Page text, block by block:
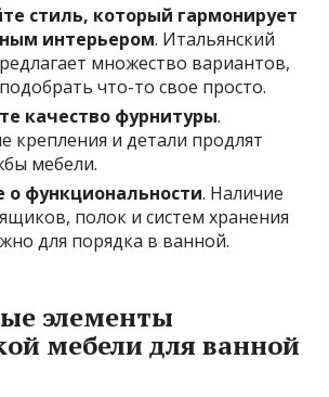
стиль, который гармонирует
интерьером. Итальянский
множество вариантов,
что-то свое просто.
качество фурнитуры.
крепления и детали продлят
мебели.
о функциональности. Наличие
полок и систем хранения
для порядка в ванной.
элементы
мебели для ванной